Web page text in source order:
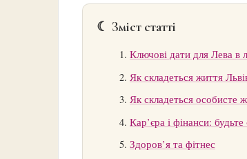
☾ Зміст статті
Ключові дати для Лева в
Як складеться життя
Як складеться особисте
Кар’єра і фінанси:
Здоров’я та фітнес